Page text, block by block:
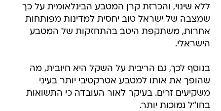
ללא שינוי, והכרזת קרן המטבע הבינלאומית על כך
שמצבה של ישראל טוב יחסית למדינות מפותחות
אחרות, משתקפת היטב בהתחזקות של המטבע
הישראלי.
בנוסף לכך, גם הריבית על השקל היא חיובית, מה
שהופך את אותו למטבע אטרקטיבי יותר בעיני
משקיעים זרים. בעיקר לאור העובדה כי התשואות
בחו"ל נמוכות יותר.